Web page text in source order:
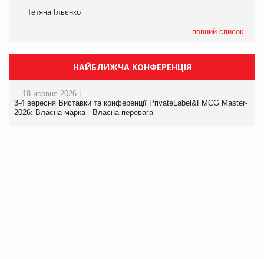
Тетяна Ільєнко
повний список
НАЙБЛИЖЧА КОНФЕРЕНЦІЯ
18 червня 2026 |
3-4 вересня Виставки та конференції PrivateLabel&FMCG Master-
2026: Власна марка - Власна перевага